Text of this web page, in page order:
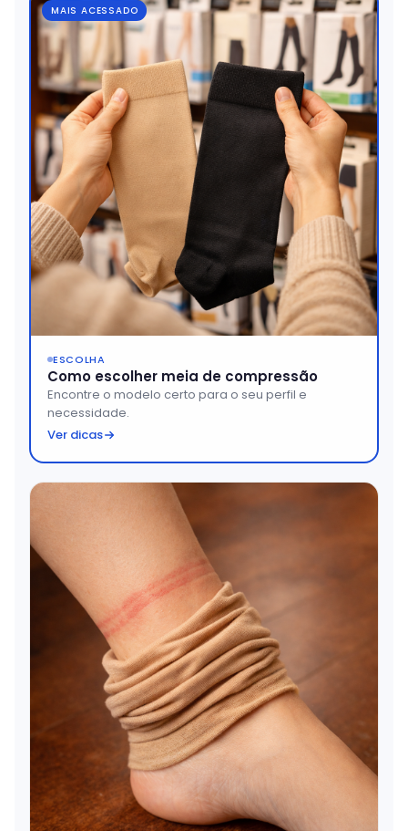
ESCOLHA
Como escolher meia de compressão
Encontre o modelo certo para o seu perfil e
necessidade.
Ver dicas